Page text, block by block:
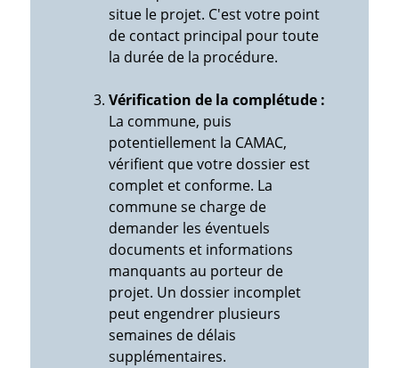
situe le projet. C'est votre point
de contact principal pour toute
la durée de la procédure.
Vérification de la complétude :
La commune, puis
potentiellement la CAMAC,
vérifient que votre dossier est
complet et conforme. La
commune se charge de
demander les éventuels
documents et informations
manquants au porteur de
projet. Un dossier incomplet
peut engendrer plusieurs
semaines de délais
supplémentaires.